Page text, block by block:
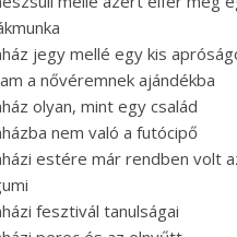
jegy mellé egy kis
a nővéremnek ajándékba
olyan, mint egy család
nem való a futócipő
estére már rendben volt
fesztivál tanulságai